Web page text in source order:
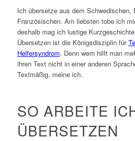
Ich übersetze aus dem Schwedischen,
Französischen. Am liebsten tobe ich
deshalb mag ich lustige
Übersetzen ist die Königsdisziplin für
Helfersyndrom. Denn wem hilft man
ihren Text nicht in einer anderen
Textmäßig, meine ich.
SO ARBEITE
ÜBERSETZEN